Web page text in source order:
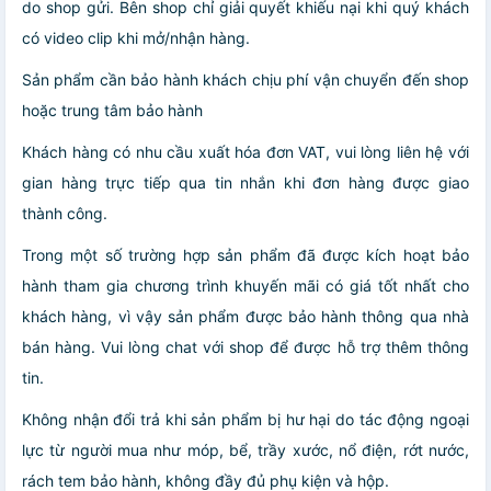
do shop gửi. Bên shop chỉ giải quyết khiếu nại khi quý khách
có video clip khi mở/nhận hàng.
Sản phẩm cần bảo hành khách chịu phí vận chuyển đến shop
hoặc trung tâm bảo hành
Khách hàng có nhu cầu xuất hóa đơn VAT, vui lòng liên hệ với
gian hàng trực tiếp qua tin nhắn khi đơn hàng được giao
thành công.
Trong một số trường hợp sản phẩm đã được kích hoạt bảo
hành tham gia chương trình khuyến mãi có giá tốt nhất cho
khách hàng, vì vậy sản phẩm được bảo hành thông qua nhà
bán hàng. Vui lòng chat với shop để được hỗ trợ thêm thông
tin.
Không nhận đổi trả khi sản phẩm bị hư hại do tác động ngoại
lực từ người mua như móp, bể, trầy xước, nổ điện, rớt nước,
rách tem bảo hành, không đầy đủ phụ kiện và hộp.